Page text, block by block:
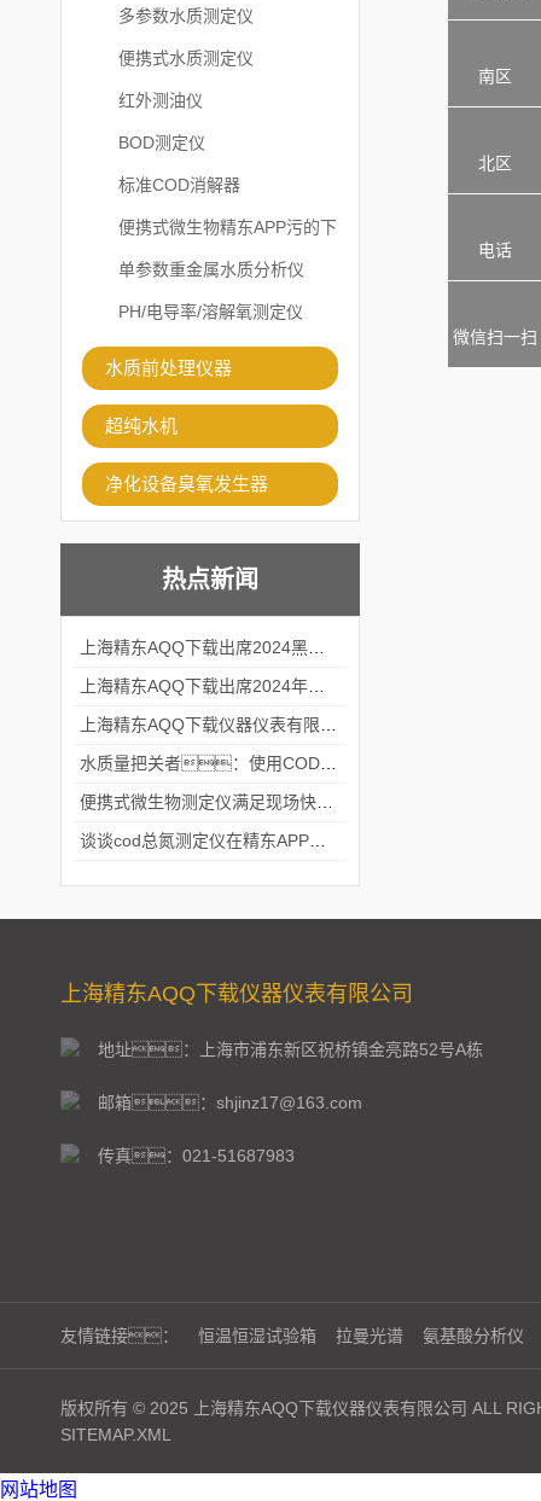
多参数水质测定仪
便携式水质测定仪
红外测油仪
BOD测定仪
标准COD消解器
便携式微生物精东APP污的下
载安装
单参数重金属水质分析仪
PH/电导率/溶解氧测定仪
水质前处理仪器
超纯水机
净化设备臭氧发生器
热点新闻
上海精东AQQ下载仪器仪表有限公司
地址：上海市浦东新区祝桥镇金亮路52号A栋
邮箱：shjinz17@163.com
传真：021-51687983
友情链接： 恒温恒湿试验箱 拉曼光谱 氨基酸分析仪
版权所有 © 2025 上海精东AQQ下载仪器仪表有限公司 ALL
SITEMAP.XML
南区
北区
电话
微信扫一扫
网站地图